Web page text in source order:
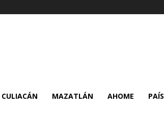
CULIACÁN MAZATLÁN AHOME PAÍS